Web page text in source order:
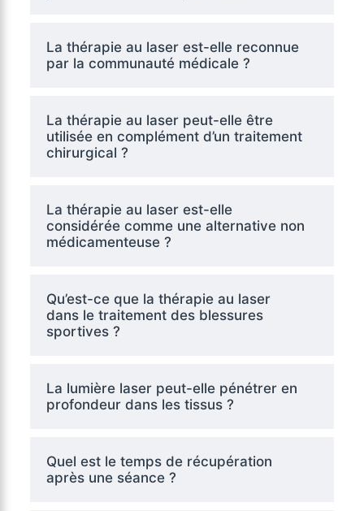
La thérapie au laser est-elle reconnue
par la communauté médicale ?
La thérapie au laser peut-elle être
utilisée en complément d’un traitement
chirurgical ?
La thérapie au laser est-elle
considérée comme une alternative non
médicamenteuse ?
Qu’est-ce que la thérapie au laser
dans le traitement des blessures
sportives ?
La lumière laser peut-elle pénétrer en
profondeur dans les tissus ?
Quel est le temps de récupération
après une séance ?